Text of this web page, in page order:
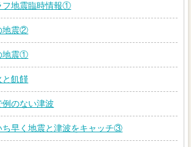
地震臨時情報①
地震②
地震①
飢饉
のない津波
早く地震と津波をキャッチ③